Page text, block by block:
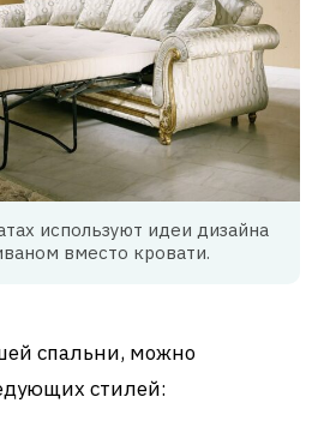
используют идеи дизайна
вместо кровати.
спальни, можно
стилей: